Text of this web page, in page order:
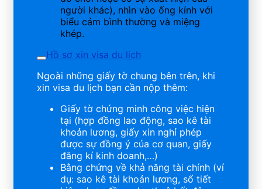
người khác), nhìn vào ống kính với
biểu cảm bình thường và miệng
khép.
Hồ sơ xin visa du lịch
Ngoài những giấy tờ chung bên trên, khi
xin visa du lịch bạn cần nộp thêm:
Giấy tờ chứng minh công việc hiện
tại (hợp đồng lao động, sao kê tài
khoản lương, giấy xin nghỉ phép
được sự đồng ý của cơ quan, giấy
đăng kí kinh doanh,…)
Bằng chứng về khả năng tài chính (ví
dụ: sao kê tài khoản lương, sổ tiết